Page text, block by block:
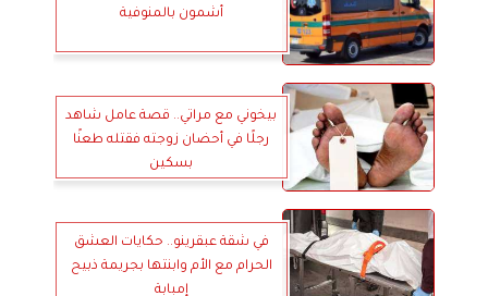
أشمون بالمنوفية
بيخوني مع مراتي.. قصة عامل شاهد
رجلًا في أحضان زوجته فقتله طعنًا
بسكين
في شقة عبقرينو.. حكايات العشق
الحرام مع الأم وابنتها بجريمة ذبيح
إمبابة